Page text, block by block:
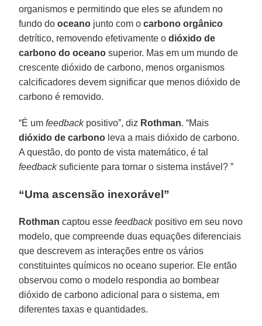
organismos e permitindo que eles se afundem no
fundo dooceano junto com ocarbono orgânico
detrítico, removendo efetivamente odióxido de
carbono do oceano superior. Mas em um mundo de
crescente dióxido de carbono, menos organismos
calcificadores devem significar que menos dióxido de
carbono é removido.
“É umfeedbackpositivo”, diz Rothman. “Mais
dióxido de carbono leva a mais dióxido de carbono.
A questão, do ponto de vista matemático, é tal
feedbacksuficiente para tornar o sistema instável? ”
“Uma ascensão inexorável”
Rothman captou essefeedbackpositivo em seu novo
modelo, que compreende duas equações diferenciais
que descrevem as interações entre os vários
constituintes químicos no oceano superior. Ele então
observou como o modelo respondia ao bombear
dióxido de carbono adicional para o sistema, em
diferentes taxas e quantidades.